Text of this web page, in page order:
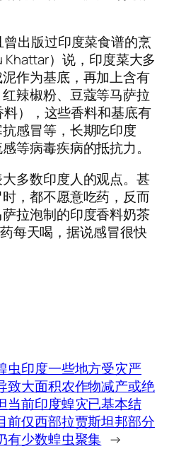
出版过印度菜食谱的烹
）说，印度菜大多
作为基底，再加上含有
辣椒粉、豆蔻等马萨拉
料），这些香料和基底有
感冒等，长期吃印度
等病毒疾病的抵抗力。
多数印度人的观点。甚
，都不愿意吃药，反而
拉泡制的印度香料奶茶
药每天喝，据说感冒很快
虫印度一些地方受灾严
致大面积农作物减产或绝
当前印度蝗灾已基本结
前仅西部拉贾斯坦邦部分
有少数蝗虫聚集 →